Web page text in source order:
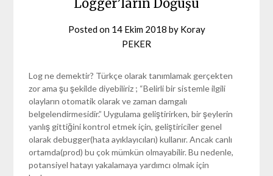
Logger’ların Doğuşu
Posted on 14 Ekim 2018 by Koray
PEKER
Log ne demektir? Türkçe olarak tanımlamak gerçekten
zor ama şu şekilde diyebiliriz ; “Belirli bir sistemle ilgili
olayların otomatik olarak ve zaman damgalı
belgelendirmesidir.” Uygulama geliştirirken, bir şeylerin
yanlış gittiğini kontrol etmek için, geliştiriciler genel
olarak debugger(hata ayıklayıcıları) kullanır. Ancak canlı
ortamda(prod) bu çok mümkün olmayabilir. Bu nedenle,
potansiyel hatayı yakalamaya yardımcı olmak için